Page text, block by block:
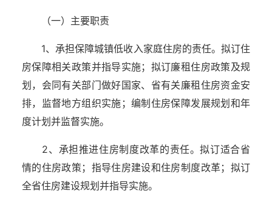
（一）主要职责
1、承担保障城镇低收入家庭住房的责任。拟订住
房保障相关政策并指导实施；拟订廉租住房政策及规
划，会同有关部门做好国家、省有关廉租住房资金安
排，监督地方组织实施；编制住房保障发展规划和年
度计划并监督实施。
2、承担推进住房制度改革的责任。拟订适合省
情的住房政策；指导住房建设和住房制度改革；拟订
全省住房建设规划并指导实施。